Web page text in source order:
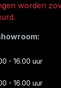
worden
- 16.00 uur
- 16.00 uur